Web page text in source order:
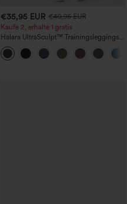
+21
€35,95 EUR €40,95 EUR
Kaufe 2, erhalte 1 gratis
Halara UltraSculpt™ Trainingsleggings
mit hohem Bund – raffende Push-up-
Po-Form, Bauchkontrolle, Taschen und
formende Passform